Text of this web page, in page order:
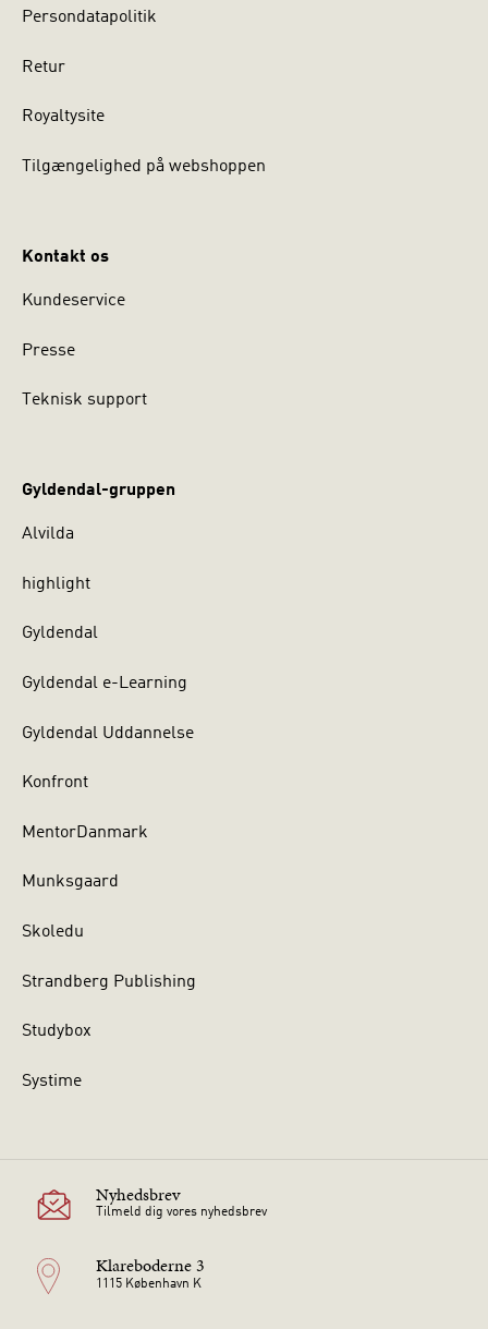
Persondatapolitik
Retur
Royaltysite
Tilgængelighed på webshoppen
Kontakt os
Kundeservice
Presse
Teknisk support
Gyldendal-gruppen
Alvilda
highlight
Gyldendal
Gyldendal e-Learning
Gyldendal Uddannelse
Konfront
MentorDanmark
Munksgaard
Skoledu
Strandberg Publishing
Studybox
Systime
Nyhedsbrev
Tilmeld dig vores nyhedsbrev
Klareboderne 3
1115 København K